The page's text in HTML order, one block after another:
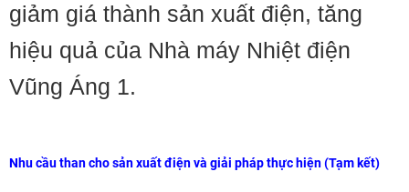
giảm giá thành sản xuất điện, tăng
hiệu quả của Nhà máy Nhiệt điện
Vũng Áng 1.
Nhu cầu than cho sản xuất điện và giải pháp thực hiện (Tạm kết)